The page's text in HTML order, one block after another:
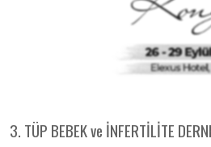
3. TÜP BEBEK ve İNFERTİLİTE